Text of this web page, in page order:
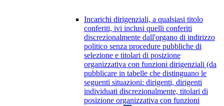
Incarichi dirigenziali, a qualsiasi titolo
conferiti, ivi inclusi quelli conferiti
discrezionalmente dall'organo di indirizzo
politico senza procedure pubbliche di
selezione e titolari di posizione
organizzativa con funzioni dirigenziali (da
pubblicare in tabelle che distinguano le
seguenti situazioni: dirigenti, dirigenti
individuati discrezionalmente, titolari di
posizione organizzativa con funzioni